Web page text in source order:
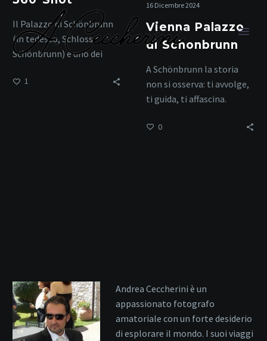
monumenti storici
Il Palazzo di Schönbrunn
(in tedesco, Schloss
Schönbrunn) è uno dei
di Vienna, in Austria….
1
16 Dicembre 2024
Vienna Palazzo
di Schonbrunn
A Schönbrunn la storia
non si osserva: ti avvolge,
ti guida, ti affascina.
0
Andrea Ceccherini è un
appassionato fotografo
amatoriale con un forte desiderio
di esplorare il mondo. I suoi viaggi